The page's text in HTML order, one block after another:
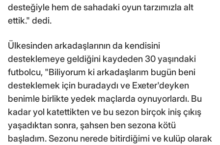
desteğiyle hem de sahadaki oyun tarzımızla alt
ettik." dedi.
Ülkesinden arkadaşlarının da kendisini
desteklemeye geldiğini kaydeden 30 yaşındaki
futbolcu, "Biliyorum ki arkadaşlarım bugün beni
desteklemek için buradaydı ve Exeter'deyken
benimle birlikte yedek maçlarda oynuyorlardı. Bu
kadar yol katettikten ve bu sezon birçok iniş çıkış
yaşadıktan sonra, şahsen ben sezona kötü
başladım. Sezonu nerede bitirdiğimi ve kulüp olarak